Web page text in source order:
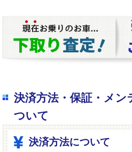
決済方法・保証・メン
ついて
決済方法について